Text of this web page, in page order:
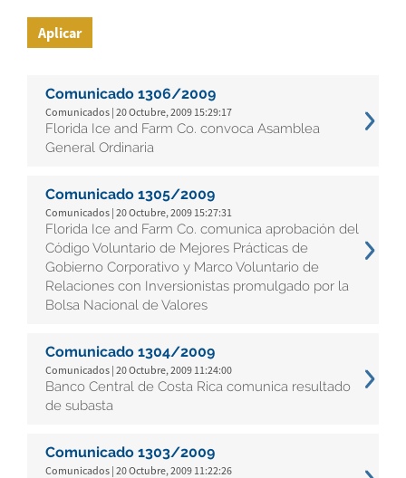
Aplicar
Comunicado 1306/2009
Comunicados | 20 Octubre, 2009 15:29:17
Florida Ice and Farm Co. convoca Asamblea
General Ordinaria
Comunicado 1305/2009
Comunicados | 20 Octubre, 2009 15:27:31
Florida Ice and Farm Co. comunica aprobación del
Código Voluntario de Mejores Prácticas de
Gobierno Corporativo y Marco Voluntario de
Relaciones con Inversionistas promulgado por la
Bolsa Nacional de Valores
Comunicado 1304/2009
Comunicados | 20 Octubre, 2009 11:24:00
Banco Central de Costa Rica comunica resultado
de subasta
Comunicado 1303/2009
Comunicados | 20 Octubre, 2009 11:22:26